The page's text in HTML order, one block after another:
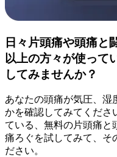
日々片頭痛や頭痛と
以上の方々が使って
してみませんか？
あなたの頭痛が気圧、湿
かを確認してみてくださ
ている、無料の片頭痛と
痛ろぐを試してみて、そ
ださい。